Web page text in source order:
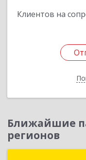
Клиентов на
Ближайшие
регионов